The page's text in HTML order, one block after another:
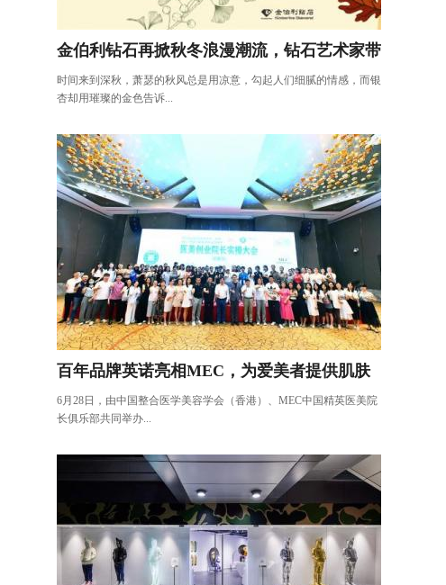
金伯利钻石再掀秋冬浪漫潮流，钻石艺术家带
时间来到深秋，萧瑟的秋风总是用凉意，勾起人们细腻的情感，而银
杏却用璀璨的金色告诉...
百年品牌英诺亮相MEC，为爱美者提供肌肤
6月28日，由中国整合医学美容学会（香港）、MEC中国精英医美院
长俱乐部共同举办...